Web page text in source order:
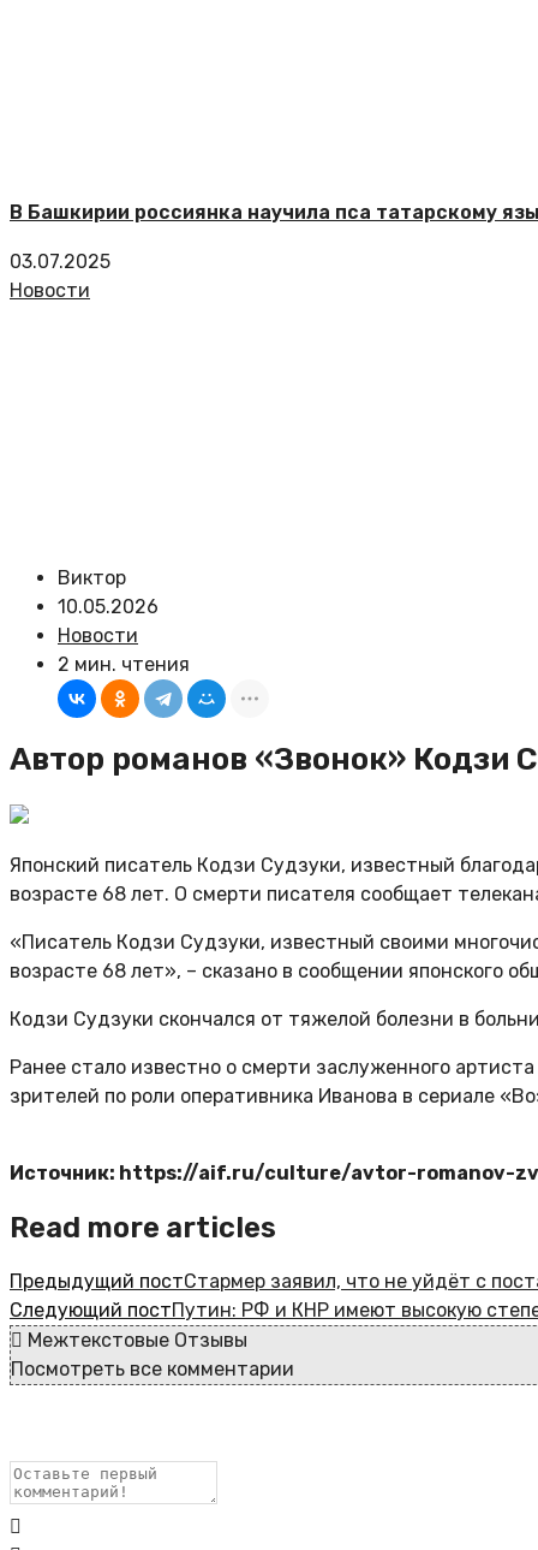
В Башкирии россиянка научила пса татарскому
03.07.2025
Новости
Виктор
10.05.2026
Новости
2 мин. чтения
Автор романов «Звонок» Кодзи
Японский писатель Кодзи Судзуки, известный
возрасте 68 лет. О смерти писателя сообщает
«Писатель Кодзи Судзуки, известный своими
возрасте 68 лет», – сказано в сообщении японского
Кодзи Судзуки скончался от тяжелой болезни в
Ранее стало известно о смерти заслуженного
зрителей по роли оперативника Иванова в сериале
Источник: https://aif.ru/culture/avtor-romanov-
Read more articles
Предыдущий постСтармер заявил, что не уйдёт с
Следующий постПутин: РФ и КНР имеют высокую
Межтекстовые Отзывы
Посмотреть все комментарии